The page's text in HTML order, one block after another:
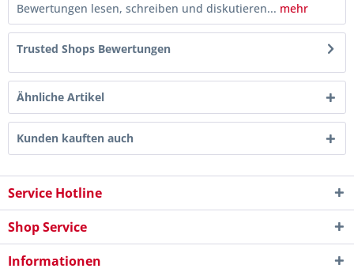
Bewertungen lesen, schreiben und diskutieren... mehr
Trusted Shops Bewertungen
Ähnliche Artikel
Kunden kauften auch
Service Hotline
Shop Service
Informationen